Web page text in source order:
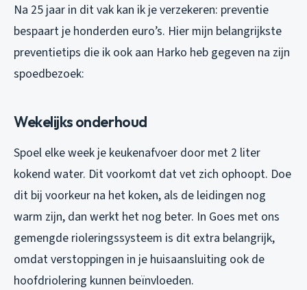
Na 25 jaar in dit vak kan ik je verzekeren: preventie
bespaart je honderden euro’s. Hier mijn belangrijkste
preventietips die ik ook aan Harko heb gegeven na zijn
spoedbezoek:
Wekelijks onderhoud
Spoel elke week je keukenafvoer door met 2 liter
kokend water. Dit voorkomt dat vet zich ophoopt. Doe
dit bij voorkeur na het koken, als de leidingen nog
warm zijn, dan werkt het nog beter. In Goes met ons
gemengde rioleringssysteem is dit extra belangrijk,
omdat verstoppingen in je huisaansluiting ook de
hoofdriolering kunnen beïnvloeden.